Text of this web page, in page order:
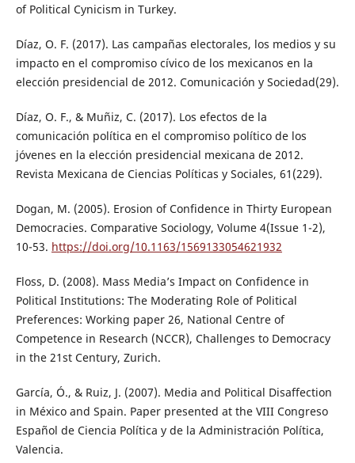
of Political Cynicism in Turkey.
Díaz, O. F. (2017). Las campañas electorales, los medios y su
impacto en el compromiso cívico de los mexicanos en la
elección presidencial de 2012. Comunicación y Sociedad(29).
Díaz, O. F., & Muñiz, C. (2017). Los efectos de la
comunicación política en el compromiso político de los
jóvenes en la elección presidencial mexicana de 2012.
Revista Mexicana de Ciencias Políticas y Sociales, 61(229).
Dogan, M. (2005). Erosion of Confidence in Thirty European
Democracies. Comparative Sociology, Volume 4(Issue 1-2),
10-53. https://doi.org/10.1163/1569133054621932
Floss, D. (2008). Mass Media’s Impact on Confidence in
Political Institutions: The Moderating Role of Political
Preferences: Working paper 26, National Centre of
Competence in Research (NCCR), Challenges to Democracy
in the 21st Century, Zurich.
García, Ó., & Ruiz, J. (2007). Media and Political Disaffection
in México and Spain. Paper presented at the VIII Congreso
Español de Ciencia Política y de la Administración Política,
Valencia.